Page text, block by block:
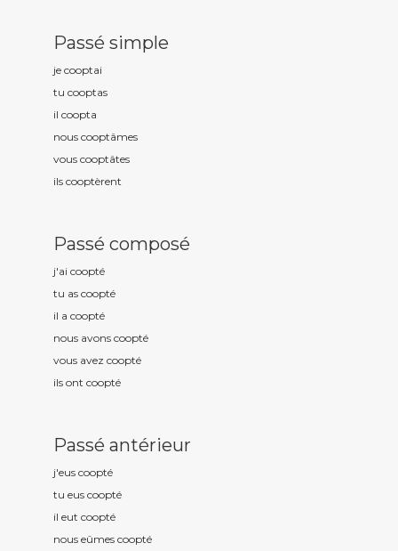
Passé simple
je cooptai
tu cooptas
il coopta
nous cooptâmes
vous cooptâtes
ils cooptèrent
Passé composé
j'ai coopté
tu as coopté
il a coopté
nous avons coopté
vous avez coopté
ils ont coopté
Passé antérieur
j'eus coopté
tu eus coopté
il eut coopté
nous eûmes coopté